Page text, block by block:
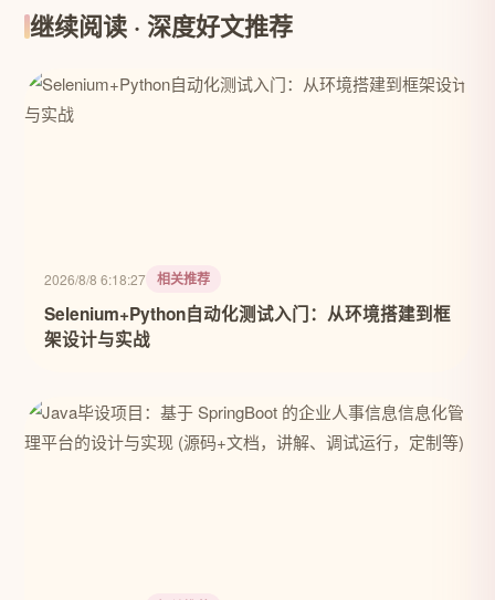
继续阅读 · 深度好文推荐
2026/8/8 6:18:27 相关推荐
Selenium+Python自动化测试入门：从环境搭建到框
架设计与实战